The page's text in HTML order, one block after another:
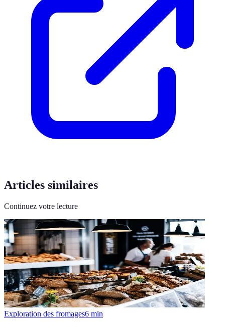
Articles similaires
Continuez votre lecture
Exploration des fromages6 min